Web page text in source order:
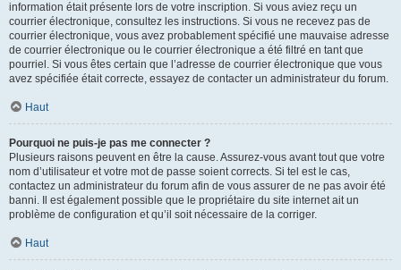
information était présente lors de votre inscription. Si vous aviez reçu un
courrier électronique, consultez les instructions. Si vous ne recevez pas de
courrier électronique, vous avez probablement spécifié une mauvaise adresse
de courrier électronique ou le courrier électronique a été filtré en tant que
pourriel. Si vous êtes certain que l’adresse de courrier électronique que vous
avez spécifiée était correcte, essayez de contacter un administrateur du forum.
Haut
Pourquoi ne puis-je pas me connecter ?
Plusieurs raisons peuvent en être la cause. Assurez-vous avant tout que votre
nom d’utilisateur et votre mot de passe soient corrects. Si tel est le cas,
contactez un administrateur du forum afin de vous assurer de ne pas avoir été
banni. Il est également possible que le propriétaire du site internet ait un
problème de configuration et qu’il soit nécessaire de la corriger.
Haut